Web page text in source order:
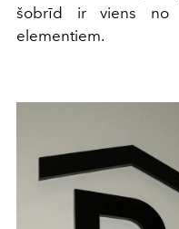
šobrīd ir viens no
elementiem.